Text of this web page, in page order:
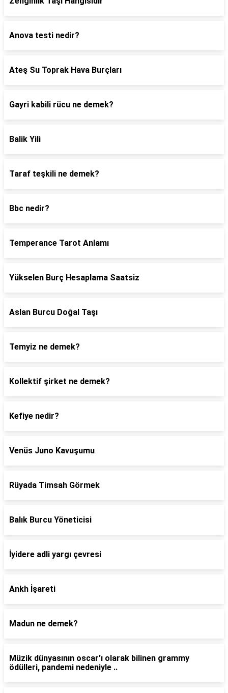
Anova testi nedir?
Ateş Su Toprak Hava Burçları
Gayri kabili rücu ne demek?
Balik Yili
Taraf teşkili ne demek?
Bbc nedir?
Temperance Tarot Anlamı
Yükselen Burç Hesaplama Saatsiz
Aslan Burcu Doğal Taşı
Temyiz ne demek?
Kollektif şirket ne demek?
Kefiye nedir?
Venüs Juno Kavuşumu
Rüyada Timsah Görmek
Balık Burcu Yöneticisi
İyidere adli yargı çevresi
Ankh İşareti
Madun ne demek?
Müzik dünyasının oscar'ı olarak bilinen grammy
ödülleri, pandemi nedeniyle ..